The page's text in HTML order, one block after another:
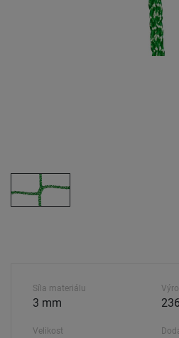
Síla materiálu
3 mm
Velikost